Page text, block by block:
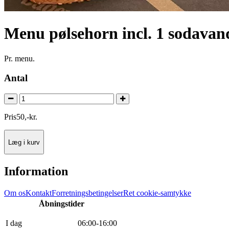
Menu pølsehorn incl. 1
Pr. menu.
Antal
Pris50,-kr.
Læg i kurv
Information
Om osKontaktForretningsbetingelserRet cookie-samtykke
Åbningstider
I dag 06:00-16:00